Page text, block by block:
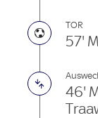
TOR
57'
46'